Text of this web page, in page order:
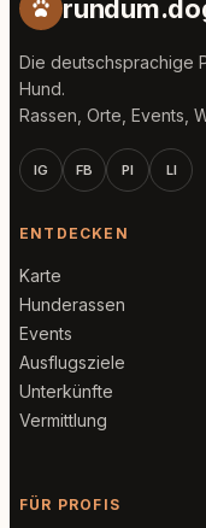
Die deutschsprachige
Hund.
Rassen, Orte, Events,
IG FB PI LI
ENTDECKEN
Karte
Hunderassen
Events
Ausflugsziele
Unterkünfte
Vermittlung
FÜR PROFIS